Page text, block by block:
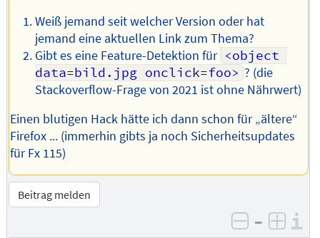
Weiß jemand seit welcher Version oder hat
jemand eine aktuellen Link zum Thema?
Gibt es eine Feature-Detektion für <object
data=bild.jpg onclick=foo> ? (die
Stackoverflow-Frage von 2021 ist ohne Nährwert)
Einen blutigen Hack hätte ich dann schon für „ältere“
Firefox ... (immerhin gibts ja noch Sicherheitsupdates
für Fx 115)
Beitrag melden
negativ
–